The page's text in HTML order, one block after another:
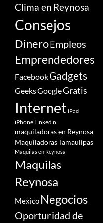
Clima en Reynosa
Consejos
DineroEmpleos
Emprendedores
FacebookGadgets
GeeksGoogleGratis
Internet iPad
iPhone Linkedin
maquiladoras en Reynosa
Maquiladoras Tamaulipas
Maquilas en Reynosa
Maquilas
Reynosa
Mexico Negocios
Oportunidad de